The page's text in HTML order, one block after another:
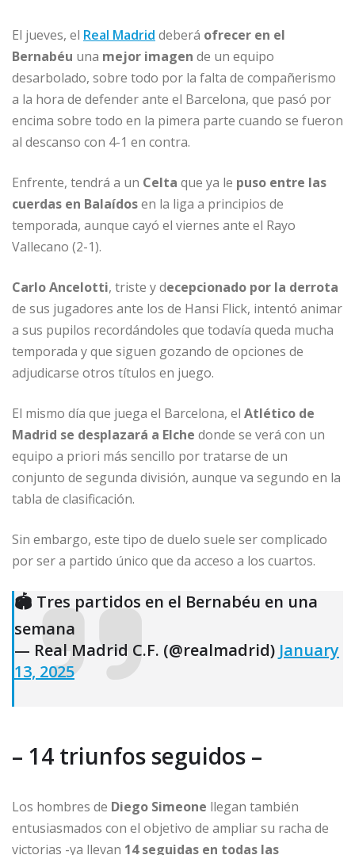
El jueves, el Real Madrid deberá ofrecer en el
Bernabéu una mejor imagen de un equipo
desarbolado, sobre todo por la falta de compañerismo
a la hora de defender ante el Barcelona, que pasó por
encima sobre todo en la pimera parte cuando se fueron
al descanso con 4-1 en contra.
Enfrente, tendrá a un Celta que ya le puso entre las
cuerdas en Balaídosen la liga a principios de
temporada, aunque cayó el viernes ante el Rayo
Vallecano (2-1).
Carlo Ancelotti, triste y decepcionado por la derrota
de sus jugadores ante los de Hansi Flick, intentó animar
a sus pupilos recordándoles que todavía queda mucha
temporada y que siguen gozando de opciones de
adjudicarse otros títulos en juego.
El mismo día que juega el Barcelona, el Atlético de
Madrid se desplazará a Elche donde se verá con un
equipo a priori más sencillo por tratarse de un
conjunto de segunda división, aunque va segundo en la
tabla de clasificación.
Sin embargo, este tipo de duelo suele ser complicado
por ser a partido único que da acceso a los cuartos.
🏟️ Tres partidos en el Bernabéu en una
semana
— Real Madrid C.F. (@realmadrid) January
13, 2025
– 14 triunfos seguidos –
Los hombres de Diego Simeone llegan también
entusiasmados con el objetivo de ampliar su racha de
victorias -ya llevan 14 seguidas en todas las